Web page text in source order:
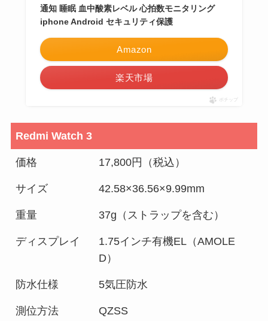
通知 睡眠 血中酸素レベル 心拍数モニタリング
iphone Android セキュリティ保護
Amazon
楽天市場
ポチップ
Redmi Watch 3
価格 17,800円（税込）
サイズ 42.58×36.56×9.99mm
重量 37g（ストラップを含む）
ディスプレイ
1.75インチ有機EL（AMOLE
D）
防水仕様 5気圧防水
測位方法
QZSS